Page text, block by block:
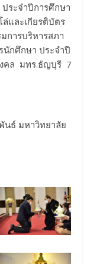
ระจำปีการศึกษา
และเกียรติบัตร
การบริหารสภา
นักศึกษา ประจำปี
คล มทร.ธัญบุรี 7
นธ์ มหาวิทยาลัย